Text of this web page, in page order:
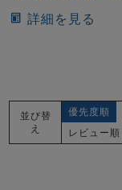
詳細を見る
並び替
え
優先度順
レビュー順